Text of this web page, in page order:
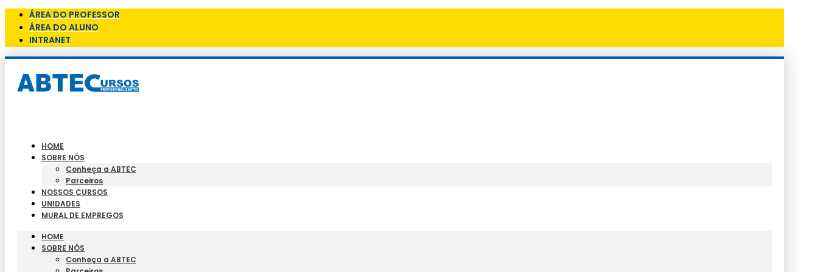
ÁREA DO PROFESSOR
ÁREA DO ALUNO
INTRANET
HOME
SOBRE NÓS
Conheça a ABTEC
Parceiros
NOSSOS CURSOS
UNIDADES
MURAL DE EMPREGOS
HOME
SOBRE NÓS
Conheça a ABTEC